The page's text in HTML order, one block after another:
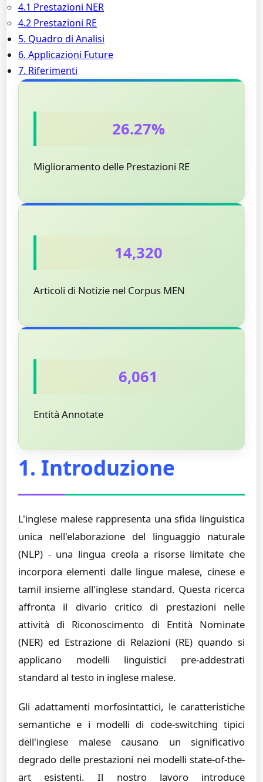
4.1 Prestazioni NER
4.2 Prestazioni RE
5. Quadro di Analisi
6. Applicazioni Future
7. Riferimenti
26.27%
Miglioramento delle Prestazioni RE
14,320
Articoli di Notizie nel Corpus MEN
6,061
Entità Annotate
1. Introduzione
L'inglese malese rappresenta una sfida linguistica
unica nell'elaborazione del linguaggio naturale
(NLP) - una lingua creola a risorse limitate che
incorpora elementi dalle lingue malese, cinese e
tamil insieme all'inglese standard. Questa ricerca
affronta il divario critico di prestazioni nelle
attività di Riconoscimento di Entità Nominate
(NER) ed Estrazione di Relazioni (RE) quando si
applicano modelli linguistici pre-addestrati
standard al testo in inglese malese.
Gli adattamenti morfosintattici, le caratteristiche
semantiche e i modelli di code-switching tipici
dell'inglese malese causano un significativo
degrado delle prestazioni nei modelli state-of-the-
art esistenti. Il nostro lavoro introduce